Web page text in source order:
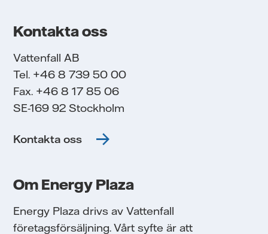
Kontakta oss
Vattenfall AB
Tel. +46 8 739 50 00
Fax. +46 8 17 85 06
SE-169 92 Stockholm
Kontakta oss
Om Energy Plaza
Energy Plaza drivs av Vattenfall
företagsförsäljning. Vårt syfte är att